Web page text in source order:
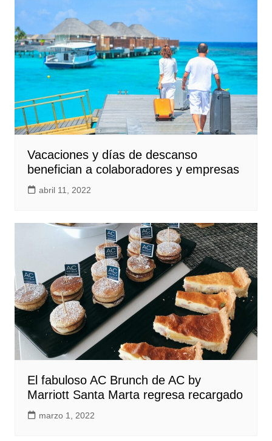
Vacaciones y días de descanso
benefician a colaboradores y empresas
abril 11, 2022
El fabuloso AC Brunch de AC by
Marriott Santa Marta regresa recargado
marzo 1, 2022